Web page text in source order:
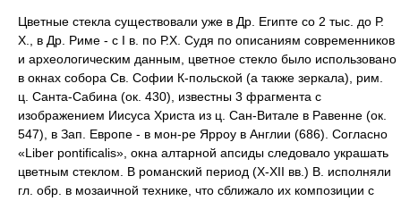
Цветные стекла существовали уже в Др. Египте со 2 тыс. до Р.
Х., в Др. Риме - с I в. по Р.Х. Судя по описаниям современников
и археологическим данным, цветное стекло было использовано
в окнах собора Св. Софии К-польской (а также зеркала), рим.
ц. Санта-Сабина (ок. 430), известны 3 фрагмента с
изображением Иисуса Христа из ц. Сан-Витале в Равенне (ок.
547), в Зап. Европе - в мон-ре Ярроу в Англии (686). Согласно
«Liber pontificalis», окна алтарной апсиды следовало украшать
цветным стеклом. В романский период (X-XII вв.) В. исполняли
гл. обр. в мозаичной технике, что сближало их композиции с